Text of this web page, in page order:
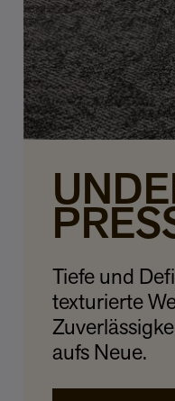
Tiefe und
texturierte
aufs Neue.